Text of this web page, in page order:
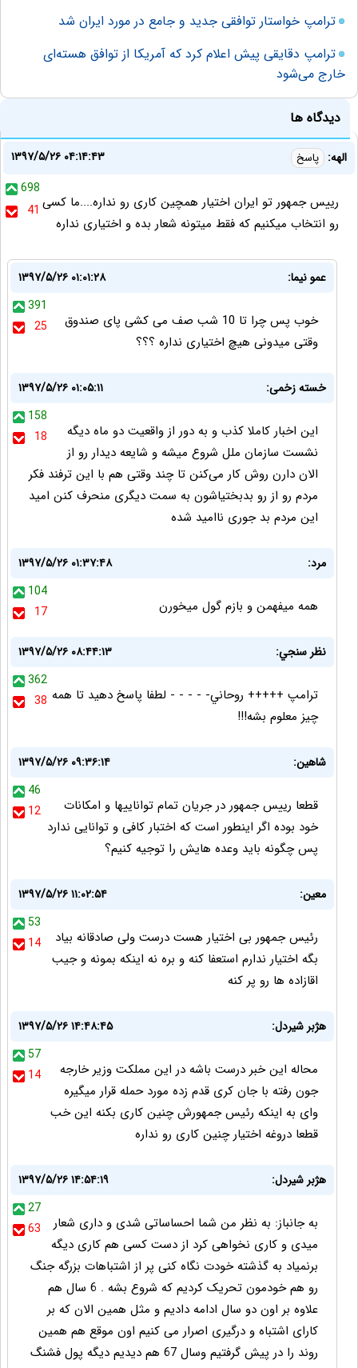
ترامپ خواستار توافقی جدید و جامع در مورد ایران شد
ترامپ دقایقی پیش اعلام کرد که آمریکا از توافق هسته‌ای
خارج می‌شود
دیدگاه ها
الهه: پاسخ
۱۳۹۷/۵/۲۶ ۰۴:۱۴:۴۳
698
41 رییس جمهور تو ایران اختیار همچین کاری رو نداره....ما کسی
رو انتخاب میکنیم که فقط میتونه شعار بده و اختیاری نداره
عمو نیما:
۱۳۹۷/۵/۲۶ ۰۱:۰۱:۲۸
391
25
خوب پس چرا تا 10 شب صف می کشی پای صندوق
وقتی میدونی هیچ اختیاری نداره ؟؟؟
خسته زخمی:
۱۳۹۷/۵/۲۶ ۰۱:۰۵:۱۱
158
18
این اخبار کاملا کذب و به دور از واقعیت دو ماه دیگه
نشست سازمان ملل شروع میشه و شایعه دیدار رو از
الان دارن روش کار می‌کنن تا چند وقتی هم با این ترفند فکر
مردم رو از رو بدبختیاشون به سمت دیگری منحرف کنن امید
این مردم بد جوری ناامید شده
مرد:
۱۳۹۷/۵/۲۶ ۰۱:۳۷:۴۸
104
17
همه میفهمن و بازم گول میخورن
نظر سنجي:
۱۳۹۷/۵/۲۶ ۰۸:۴۴:۱۳
362
38 ترامپ +++++ روحاني- - - - - لطفا پاسخ دهيد تا همه
چيز معلوم بشه!!!
شاهین:
۱۳۹۷/۵/۲۶ ۰۹:۳۶:۱۴
46
12
قطعا رییس جمهور در جریان تمام تواناییها و امکانات
خود بوده اگر اینطور است که اختبار کافی و توانایی ندارد
پس چگونه باید وعده هایش را توجیه کنیم؟
معین:
۱۳۹۷/۵/۲۶ ۱۱:۰۲:۵۴
53
14
رئیس جمهور بی اختیار هست درست ولی صادقانه بیاد
بگه اختیار ندارم استعفا کنه و بره نه اینکه بمونه و جیب
اقازاده ها رو پر کنه
هژبر شیردل:
۱۳۹۷/۵/۲۶ ۱۴:۴۸:۴۵
57
14
محاله این خبر درست باشه در این مملکت وزیر خارجه
جون رفته با جان کری قدم زده مورد حمله قرار میگیره
وای به اینکه رئیس جمهورش چنین کاری بکنه این خب
قطعا دروغه اختیار چنین کاری رو نداره
هژبر شیردل:
۱۳۹۷/۵/۲۶ ۱۴:۵۴:۱۹
27
63
به جانباز: به نظر من شما احساساتی شدی و داری شعار
میدی و کاری نخواهی کرد از دست کسی هم کاری دیگه
برنمیاد به گذشته خودت نگاه کنی پر از اشتباهات بزرگه جنگ
رو هم خودمون تحریک کردیم که شروع بشه . 6 سال هم
علاوه بر اون دو سال ادامه دادیم و مثل همین الان که بر
کارای اشتباه و درگیری اصرار می کنیم اون موقع هم همین
روند را در پیش گرفتیم وسال 67 هم دیدیم دیگه پول فشنگ